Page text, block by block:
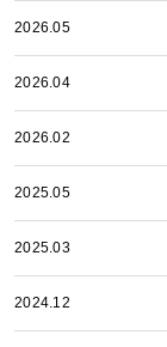
2026.05
2026.04
2026.02
2025.05
2025.03
2024.12